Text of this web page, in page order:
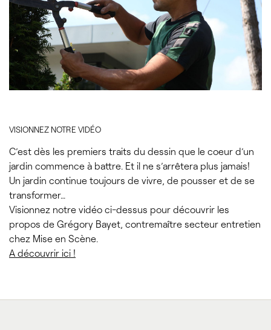
VISIONNEZ NOTRE VIDÉO
C’est dès les premiers traits du dessin que le coeur d’un
jardin commence à battre. Et il ne s’arrêtera plus jamais!
Un jardin continue toujours de vivre, de pousser et de se
transformer…
Visionnez notre vidéo ci-dessus pour découvrir les
propos de Grégory Bayet, contremaître secteur entretien
chez Mise en Scène.
A découvrir ici !